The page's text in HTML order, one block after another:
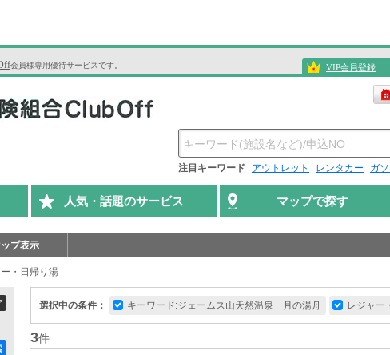
会員様専用優待サービスです。 VIP会員登録
注目キーワード アウトレット レンタカー ガ
人気・話題のサービス マップで探す
プ表示
・日帰り湯
選択中の条件： キーワード:ジェームス山天然温泉 月の湯舟 レジャー
3件